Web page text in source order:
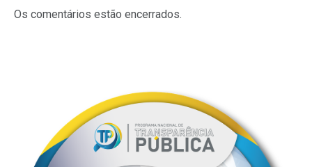
Os comentários estão encerrados.